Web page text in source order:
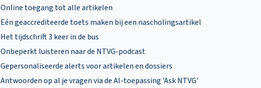
Online toegang tot alle artikelen
Eén geaccrediteerde toets maken bij een nascholingsartikel
Het tijdschrift 3 keer in de bus
Onbeperkt luisteren naar de NTVG-podcast
Gepersonaliseerde alerts voor artikelen en dossiers
Antwoorden op al je vragen via de AI-toepassing 'Ask NTVG'